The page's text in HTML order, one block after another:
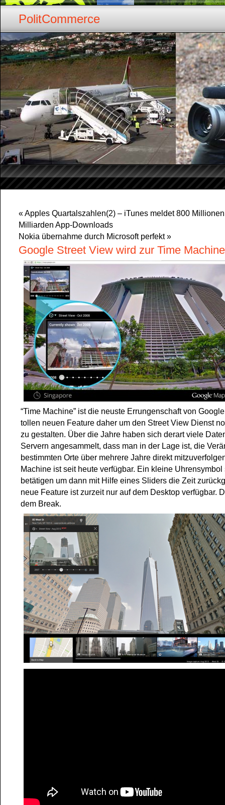
PolitCommerce
«Apples Quartalszahlen(2) – iTunes meldet 800
Milliarden App-Downloads
Nokia übernahme durch Microsoft perfekt»
Google Street View wird zur Time
“Time Machine” ist die neuste Errungenschaft von
tollen neuen Feature daher um den Street View Dienst
zu gestalten. Über die Jahre haben sich derart viele
Servern angesammelt, dass man in der Lage ist, die
bestimmten Orte über mehrere Jahre direkt
Machine ist seit heute verfügbar. Ein kleine
betätigen um dann mit Hilfe eines Sliders die Zeit
neue Feature ist zurzeit nur auf dem Desktop verfügbar.
dem Break.